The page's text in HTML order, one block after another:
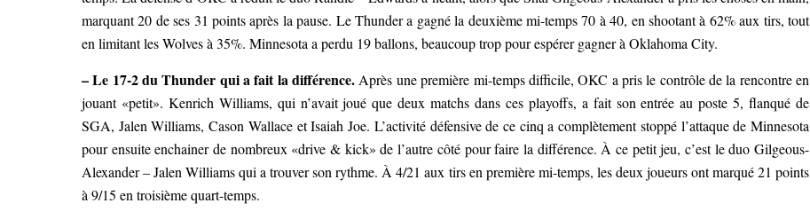
marquant 20 de ses 31 points après la pause. Le Thunder a gagné la deuxième mi-temps 70 à 40, en shootant à 62% aux tirs, tout
en limitant les Wolves à 35%. Minnesota a perdu 19 ballons, beaucoup trop pour espérer gagner à Oklahoma City.
– Le 17-2 du Thunder qui a fait la différence. Après une première mi-temps difficile, OKC a pris le contrôle de la rencontre en
jouant «petit». Kenrich Williams, qui n’avait joué que deux matchs dans ces playoffs, a fait son entrée au poste 5, flanqué de
SGA, Jalen Williams, Cason Wallace et Isaiah Joe. L’activité défensive de ce cinq a complètement stoppé l’attaque de Minnesota
pour ensuite enchainer de nombreux «drive & kick» de l’autre côté pour faire la différence. À ce petit jeu, c’est le duo Gilgeous-
Alexander – Jalen Williams qui a trouver son rythme. À 4/21 aux tirs en première mi-temps, les deux joueurs ont marqué 21 points
à 9/15 en troisième quart-temps.